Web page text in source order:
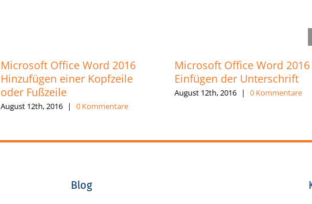
Microsoft Office Word 2016
Hinzufügen einer Kopfzeile
oder Fußzeile
August 12th, 2016 | 0 Kommentare
Microsoft Office Word 2016
Einfügen der Unterschrift
August 12th, 2016 | 0 Kommentare
Blog